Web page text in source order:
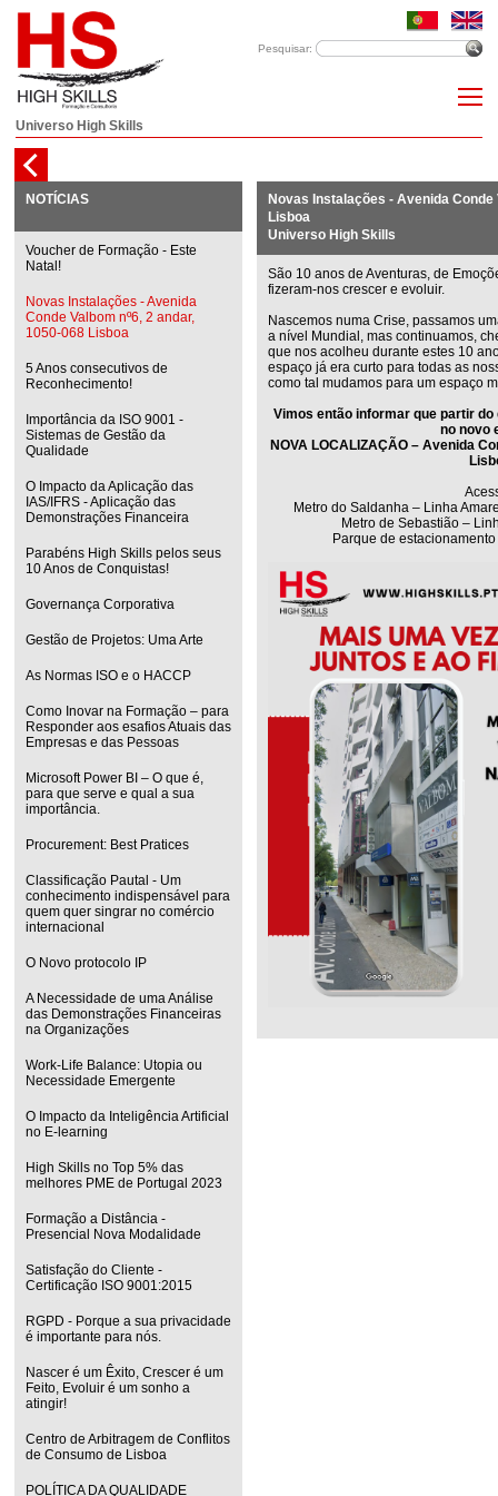
Pesquisar:
Universo High Skills
NOTÍCIAS
Voucher de Formação - Este
Natal!
Novas Instalações - Avenida
Conde Valbom nº6, 2 andar,
1050-068 Lisboa
5 Anos consecutivos de
Reconhecimento!
Importância da ISO 9001 -
Sistemas de Gestão da
Qualidade
O Impacto da Aplicação das
IAS/IFRS - Aplicação das
Demonstrações Financeira
Parabéns High Skills pelos seus
10 Anos de Conquistas!
Governança Corporativa
Gestão de Projetos: Uma Arte
As Normas ISO e o HACCP
Como Inovar na Formação – para
Responder aos esafios Atuais das
Empresas e das Pessoas
Microsoft Power BI – O que é,
para que serve e qual a sua
importância.
Procurement: Best Pratices
Classificação Pautal - Um
conhecimento indispensável para
quem quer singrar no comércio
internacional
O Novo protocolo IP
A Necessidade de uma Análise
das Demonstrações Financeiras
na Organizações
Work-Life Balance: Utopia ou
Necessidade Emergente
O Impacto da Inteligência Artificial
no E-learning
High Skills no Top 5% das
melhores PME de Portugal 2023
Formação a Distância -
Presencial Nova Modalidade
Satisfação do Cliente -
Certificação ISO 9001:2015
RGPD - Porque a sua privacidade
é importante para nós.
Nascer é um Êxito, Crescer é um
Feito, Evoluir é um sonho a
atingir!
Centro de Arbitragem de Conflitos
de Consumo de Lisboa
POLÍTICA DA QUALIDADE
Novas Instalações - Avenida Conde
Lisboa
Universo High Skills
São 10 anos de Aventuras, de
fizeram-nos crescer e evoluir.
Nascemos numa Crise, passamos
a nível Mundial, mas continuamos,
que nos acolheu durante estes 10
espaço já era curto para todas as
como tal mudamos para um espaço
Vimos então informar que partir
no novo
NOVA LOCALIZAÇÃO – Avenida
Metro do Saldanha – Linha
Metro de Sebastião –
Parque de